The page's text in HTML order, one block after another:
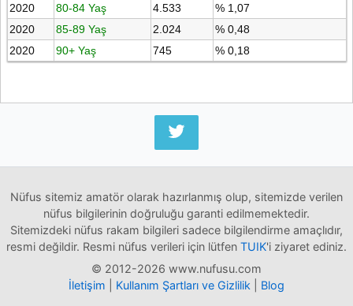
2020
80-84 Yaş 4.533
% 1,07
2020
85-89 Yaş 2.024
% 0,48
2020
90+ Yaş 745 % 0,18
Nüfus sitemiz amatör olarak hazırlanmış olup, sitemizde verilen
nüfus bilgilerinin doğruluğu garanti edilmemektedir.
Sitemizdeki nüfus rakam bilgileri sadece bilgilendirme amaçlıdır,
resmi değildir. Resmi nüfus verileri için lütfen TUIK'i ziyaret ediniz.
© 2012-2026 www.nufusu.com
İletişim
Kullanım Şartları ve Gizlilik Blog